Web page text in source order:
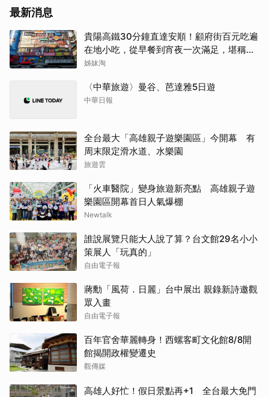
最新消息
貴陽高鐵30分鐘直達安順！顧府街百元吃遍
在地小吃，從早餐到宵夜一次滿足，堪稱貴
州「小吃王國」
姊妹淘
〈中華旅遊〉曼谷、芭達雅5日遊
中華日報
全台最大「高雄親子遊樂園區」今開幕 有
周末限定滑水道、水樂園
旅遊雲
「火車醫院」變身旅遊新亮點 高雄親子遊
樂園區開幕首日人氣爆棚
Newtalk
誰說展覽只能大人說了算？台文館29名小小
策展人「玩真的」
自由電子報
蔣勳「風荷．日麗」台中展出 親錄新詩邀觀
眾入畫
自由電子報
百年官舍華麗轉身！西螺客町文化館8/8開
館揭開政權變遷史
觀傳媒
高雄人好忙！假日景點再+1 全台最大免門